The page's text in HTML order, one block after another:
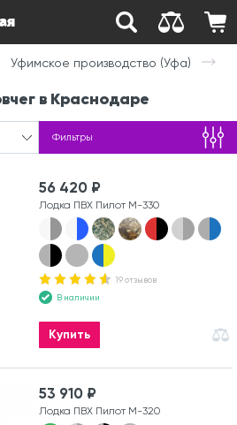
Уфимское производство (Уфа)
в Краснодаре
Фильтры
56 420 ₽
Лодка ПВХ Пилот М-330
19 отзывов
В наличии
Купить
53 910 ₽
Лодка ПВХ Пилот М-320